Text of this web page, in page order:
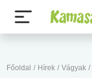
Főoldal / Hírek / Vágyak /